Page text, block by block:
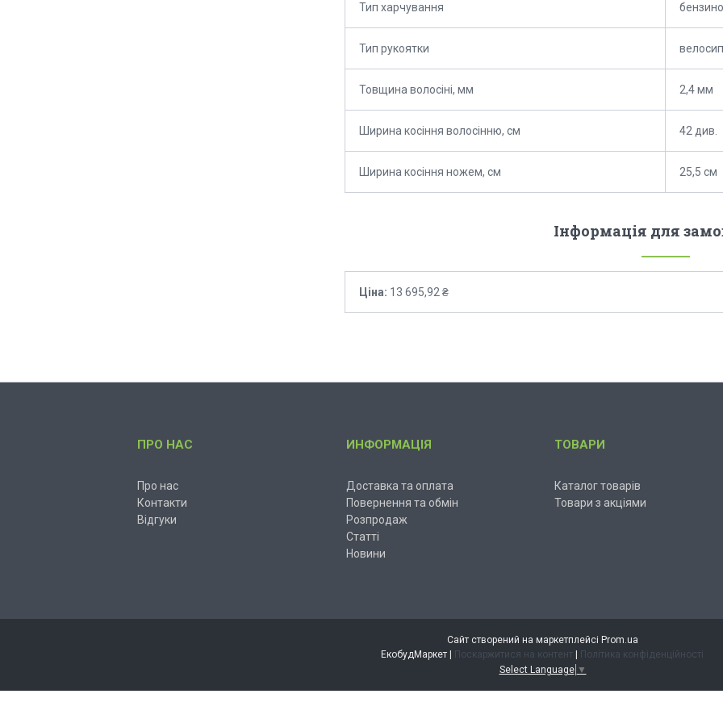
Тип харчування
Тип рукоятки
Товщина волосіні, мм 2,4 мм
Ширина косіння волосінню, см 42 див.
Ширина косіння ножем, см 25,5 см
Інформація для
Ціна: 13 695,92 ₴
ПРО НАС
Про нас
Контакти
Відгуки
ИНФОРМАЦІЯ
Доставка та оплата
Повернення та обмін
Розпродаж
Статті
Новини
ТОВАРИ
Каталог товарів
Товари з акціями
Сайт створений на маркетплейсі Prom.ua
Поскаржитися на контент
Політика конфіденційності
Select Language ▼